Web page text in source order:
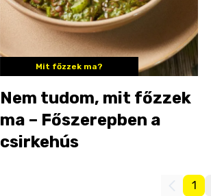
Mit főzzek ma?
Nem tudom, mit főzzek
ma – Főszerepben a
csirkehús
1